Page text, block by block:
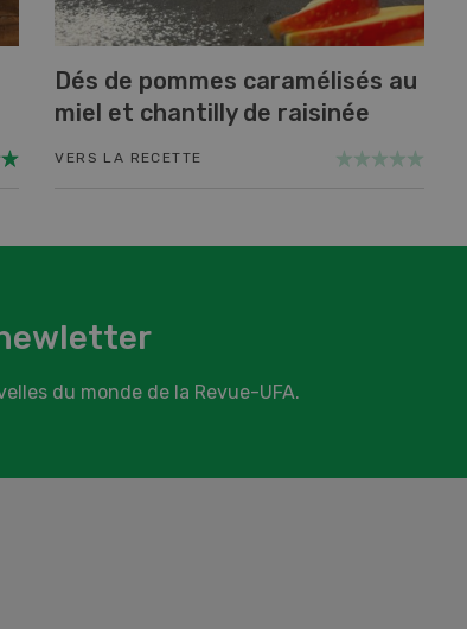
Dés de pommes caramélisés au
miel et chantilly de raisinée
VERS LA RECETTE
du monde de la Revue-UFA.